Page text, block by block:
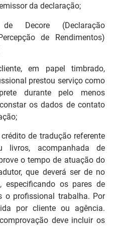
da declaração;
Decore (Declaração
de Rendimentos)
em papel timbrado,
prestou serviço como
durante pelo menos
os dados de contato
de tradução referente
livros, acompanhada de
o tempo de atuação do
que deverá ser de no
especificando os pares de
o profissional trabalha. Por
por cliente ou agência.
deve incluir os